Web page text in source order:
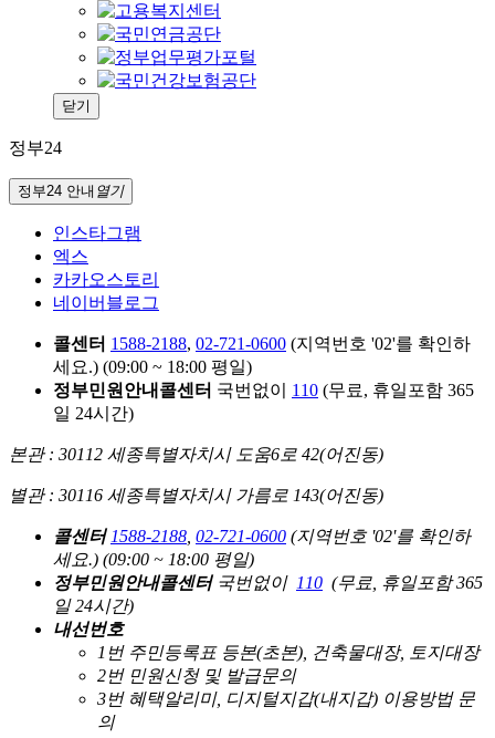
닫기
정부24
정부24 안내 열기
인스타그램
엑스
카카오스토리
네이버블로그
콜센터 1588-2188, 02-721-0600 (지역번호 '02'를 확인하
세요.) (09:00 ~ 18:00 평일)
정부민원안내콜센터 국번없이 110 (무료, 휴일포함 365
일 24시간)
본관 : 30112 세종특별자치시 도움6로 42(어진동)
별관 : 30116 세종특별자치시 가름로 143(어진동)
콜센터 1588-2188 02-721-0600 (지역번호 '02'를 확인하
세요.) (09:00 ~ 18:00 평일)
정부민원안내콜센터국번없이 110 (무료, 휴일포함 365
일 24시간)
내선번호
1번 주민등록표 등본(초본), 건축물대장, 토지대장
2번 민원신청 및 발급문의
3번 혜택알리미, 디지털지갑(내지갑) 이용방법 문
의